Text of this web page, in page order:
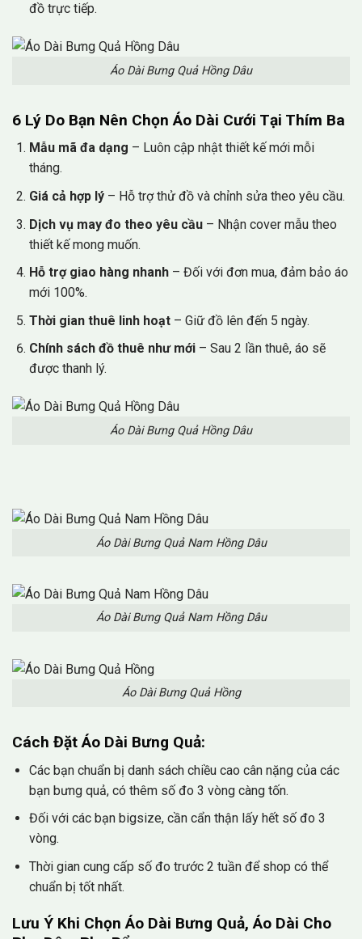
đồ trực tiếp.
Áo Dài Bưng Quả Hồng Dâu
6 Lý Do Bạn Nên Chọn Áo Dài Cưới Tại Thím Ba
Mẫu mã đa dạng – Luôn cập nhật thiết kế mới mỗi
tháng.
Giá cả hợp lý– Hỗ trợ thử đồ và chỉnh sửa theo yêu cầu.
Dịch vụ may đo theo yêu cầu– Nhận cover mẫu theo
thiết kế mong muốn.
Hỗ trợ giao hàng nhanh– Đối với đơn mua, đảm bảo áo
mới 100%.
Thời gian thuê linh hoạt– Giữ đồ lên đến 5 ngày.
Chính sách đồ thuê như mới– Sau 2 lần thuê, áo sẽ
được thanh lý.
Áo Dài Bưng Quả Hồng Dâu
Áo Dài Bưng Quả Nam Hồng Dâu
Áo Dài Bưng Quả Nam Hồng Dâu
Áo Dài Bưng Quả Hồng
Cách Đặt Áo Dài Bưng Quả:
Các bạn chuẩn bị danh sách chiều cao cân nặng của các
bạn bưng quả, có thêm số đo 3 vòng càng tốn.
Đối với các bạn bigsize, cần cẩn thận lấy hết số đo 3
vòng.
Thời gian cung cấp số đo trước 2 tuần để shop có thể
chuẩn bị tốt nhất.
Lưu Ý Khi Chọn Áo Dài Bưng Quả, Áo Dài Cho